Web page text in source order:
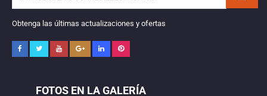
Obtenga las últimas actualizaciones y ofertas
FOTOS EN LA GALERÍA